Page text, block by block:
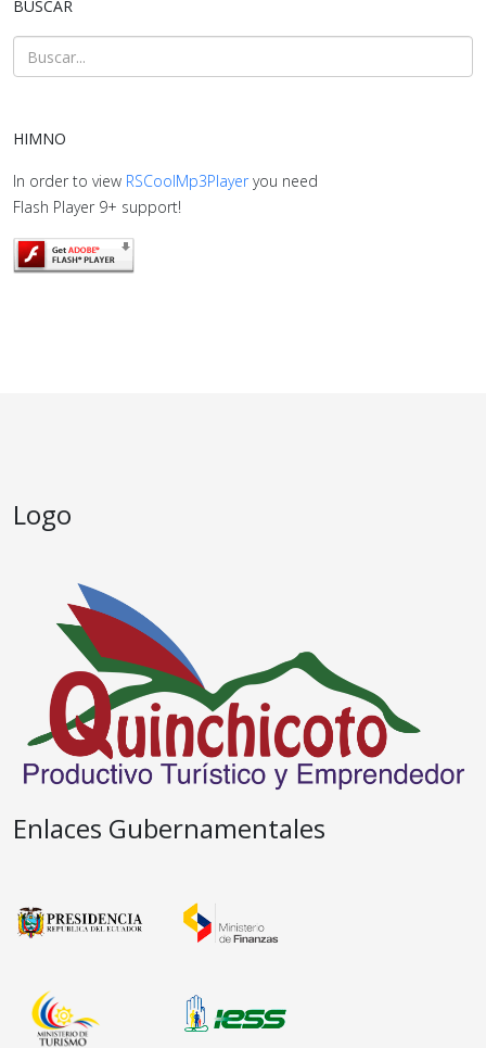
BUSCAR
HIMNO
In order to view RSCoolMp3Playeryou need
Flash Player 9+ support!
Logo
Enlaces Gubernamentales